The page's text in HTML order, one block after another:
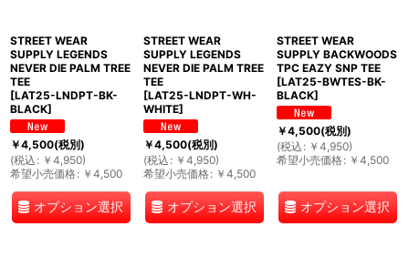
STREET WEAR
SUPPLY LEGENDS
NEVER DIE PALM TREE
TEE
[LAT25-LNDPT-BK-
BLACK]
￥4,500(税別)
(税込 : ￥ 4,950)
希望小売価格: ￥ 4,500
オプション選択
STREET WEAR
SUPPLY LEGENDS
NEVER DIE PALM TREE
TEE
[LAT25-LNDPT-WH-
WHITE]
￥4,500(税別)
(税込 : ￥ 4,950)
希望小売価格: ￥ 4,500
オプション選択
STREET WEAR
SUPPLY BACKWOODS
TPC EAZY SNP TEE
[LAT25-BWTES-BK-
BLACK]
￥4,500(税別)
(税込 : ￥ 4,950)
希望小売価格: ￥ 4,500
オプション選択